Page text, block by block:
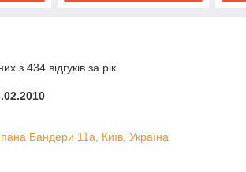
з 434 відгуків за рік
Бандери 11а, Київ, Україна